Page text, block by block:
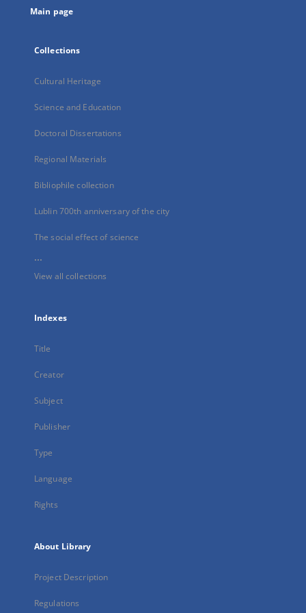
Main page
Collections
Cultural Heritage
Science and Education
Doctoral Dissertations
Regional Materials
Bibliophile collection
Lublin 700th anniversary of the city
The social effect of science
...
View all collections
Indexes
Title
Creator
Subject
Publisher
Type
Language
Rights
About Library
Project Description
Regulations